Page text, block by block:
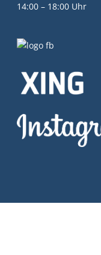
14:00 – 18:00 Uhr